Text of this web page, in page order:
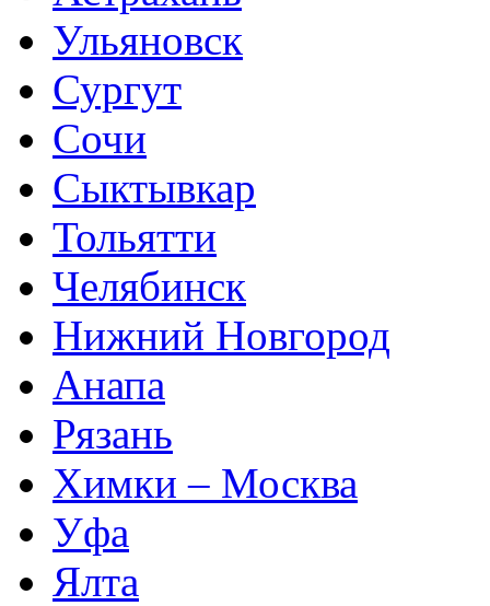
Ульяновск
Сургут
Сочи
Сыктывкар
Тольятти
Челябинск
Нижний Новгород
Анапа
Рязань
Химки – Москва
Уфа
Ялта